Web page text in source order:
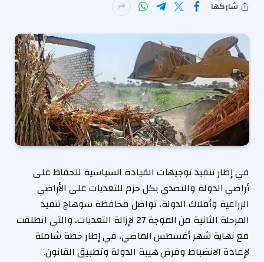
شاركها
في إطار تنفيذ توجيهات القيادة السياسية للحفاظ على
أراضي الدولة والتصدي بكل حزم للتعديات على الأراضي
الزراعية وأملاك الدولة، تواصل محافظة سوهاج تنفيذ
المرحلة الثانية من الموجة 27 لإزالة التعديات، والتي انطلقت
مع نهاية شهر أغسطس الماضي، في إطار خطة شاملة
لإعادة الانضباط وفرض هيبة الدولة وتطبيق القانون.